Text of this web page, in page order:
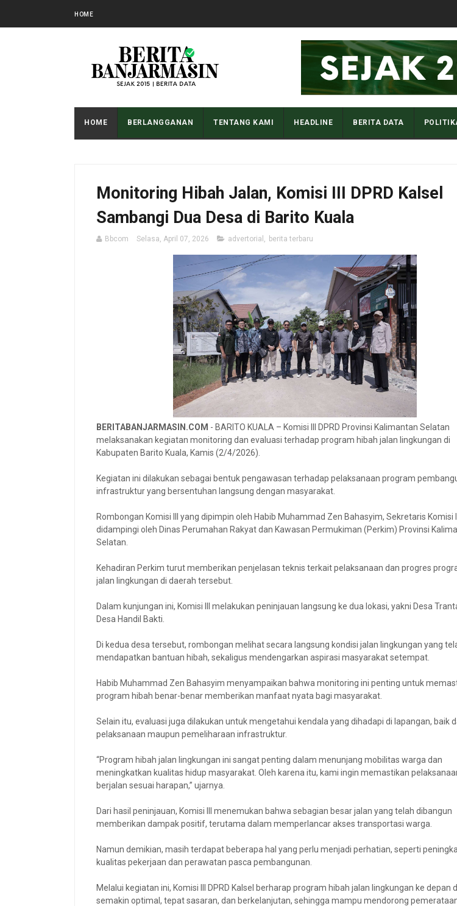
HOME
HOME BERLANGGANAN TENTANG KAMI HEADLINE BERITA DATA
Monitoring Hibah Jalan, Komisi III DPRD Kalsel
Sambangi Dua Desa di Barito Kuala
Bbcom Selasa, April 07, 2026 advertorial , berita terbaru
BERITABANJARMASIN.COM - BARITO KUALA – Komisi III DPRD Provinsi Kalimantan Selatan
melaksanakan kegiatan monitoring dan evaluasi terhadap program hibah jalan lingkungan di
Kabupaten Barito Kuala, Kamis (2/4/2026).
Kegiatan ini dilakukan sebagai bentuk pengawasan terhadap pelaksanaan program
infrastruktur yang bersentuhan langsung dengan masyarakat.
‎Rombongan Komisi III yang dipimpin oleh Habib Muhammad Zen Bahasyim, Sekretaris Komisi
didampingi oleh Dinas Perumahan Rakyat dan Kawasan Permukiman (Perkim) Provinsi
Selatan.
Kehadiran Perkim turut memberikan penjelasan teknis terkait pelaksanaan dan progres
jalan lingkungan di daerah tersebut.
‎Dalam kunjungan ini, Komisi III melakukan peninjauan langsung ke dua lokasi, yakni Desa
Desa Handil Bakti.
Di kedua desa tersebut, rombongan melihat secara langsung kondisi jalan lingkungan yang
mendapatkan bantuan hibah, sekaligus mendengarkan aspirasi masyarakat setempat.
‎Habib Muhammad Zen Bahasyim menyampaikan bahwa monitoring ini penting untuk
program hibah benar-benar memberikan manfaat nyata bagi masyarakat.
Selain itu, evaluasi juga dilakukan untuk mengetahui kendala yang dihadapi di lapangan, baik
pelaksanaan maupun pemeliharaan infrastruktur.
‎“Program hibah jalan lingkungan ini sangat penting dalam menunjang mobilitas warga dan
meningkatkan kualitas hidup masyarakat. Oleh karena itu, kami ingin memastikan
berjalan sesuai harapan,” ujarnya.
‎Dari hasil peninjauan, Komisi III menemukan bahwa sebagian besar jalan yang telah dibangun
memberikan dampak positif, terutama dalam memperlancar akses transportasi warga.
Namun demikian, masih terdapat beberapa hal yang perlu menjadi perhatian, seperti
kualitas pekerjaan dan perawatan pasca pembangunan.
‎Melalui kegiatan ini, Komisi III DPRD Kalsel berharap program hibah jalan lingkungan ke depan
semakin optimal, tepat sasaran, dan berkelanjutan, sehingga mampu mendorong